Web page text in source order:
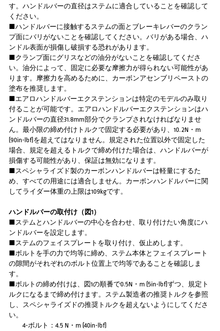
す。ハンドルバーの直径はステムに適合していることを確認して
ください。
■ハンドルバーに接触するステムの面とブレーキレバーのクラン
プ面にバリがないことを確認してください。バリがある場合、ハ
ンドル表面が損傷し破損する恐れがあります。
■クランプ面にグリスなどの油分がないことを確認してくださ
い。油分によって、固定に必要な摩擦力が得られない可能性があ
ります。摩擦力を高めるために、カーボンアセンブリペーストの
塗布を推奨します。
■エアロハンドルバーエクステンションは特定のモデルのみ取り
付ることが可能です。エアロハンドルバーエクステンションはハ
ンドルバーの直径31.8mm部分でクランプされなければなりませ
ん。最小限の締め付けトルクで固定する必要があり、10.2N・m
(90in-lbf)を超えてはなりません。規定された位置以外で固定した
場合、規定を超えるトルクで締め付けた場合は、ハンドルバーが
損傷する可能性があり、保証は無効になります。
■スペシャライズド製のカーボンハンドルバーは軽量にするた
め、すべての用途には適合しません。カーボンハンドルバーに関
してライダー体重の上限は109kgです。
ハンドルバーの取付け（図1）
■ステムとハンドルバーの中心を合わせ、取り付けたい角度にハ
ンドルバーを設定します。
■ステムのフェイスプレートを取り付け、仮止めします。
■ボルトを手の力で均等に締め、ステム本体とフェイスプレート
の隙間がそれぞれのボルト位置上で均等であることを確認しま
す。
■ボルトの締め付けは、図1の順番で0.5N・m (5in-lbf)ずつ、規定ト
ルクになるまで締め付けます。ステム製造者の推奨トルクを参照
し、スペシャライズドの推奨トルクを超えないようにしてくださ
い。
4-ボルト：4.5 N・m (40in-lbf)